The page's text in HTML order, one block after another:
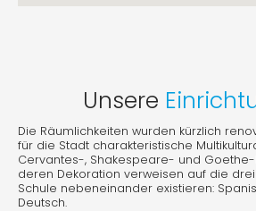
Unsere
Die Räumlichkeiten wurden kürzlich
für die Stadt charakteristische
Cervantes-, Shakespeare- und
deren Dekoration verweisen auf die
Schule nebeneinander existieren:
Deutsch.